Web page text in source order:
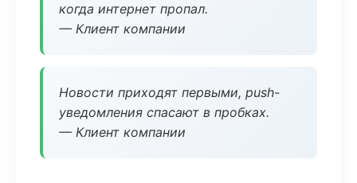
когда интернет пропал.
— Клиент компании
Новости приходят первыми, push-
уведомления спасают в пробках.
— Клиент компании